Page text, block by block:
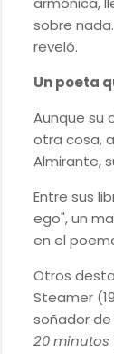
sobre
reveló.
Un poeta
Aunque su
otra cosa,
Almirante,
Entre sus
ego", un
en el
Otros
Steamer
soñador de
20 minutos